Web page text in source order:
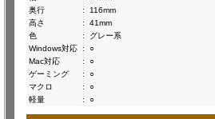
奥行
:
116mm
高さ
:
41mm
色
:
グレー系
Windows対応 :
○
Mac対応
:
○
ゲーミング
:
○
マクロ
:
○
軽量
: ○